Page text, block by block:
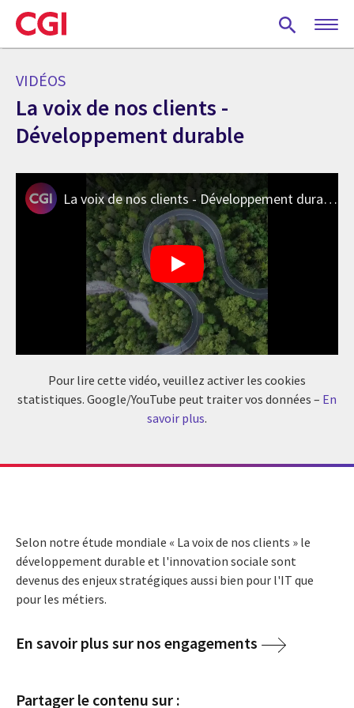
Skip
to
main
VIDÉOS
La voix de nos clients -
Développement durable
La voix de nos clients - Développement durable
Pour lire cette vidéo, veuillez activer les cookies
statistiques. Google/YouTube peut traiter vos données – En
savoir plus.
Selon notre étude mondiale « La voix de nos clients » le
développement durable et l'innovation sociale sont
devenus des enjeux stratégiques aussi bien pour l'IT que
pour les métiers.
En savoir plus sur nos engagements
Partager le contenu sur :